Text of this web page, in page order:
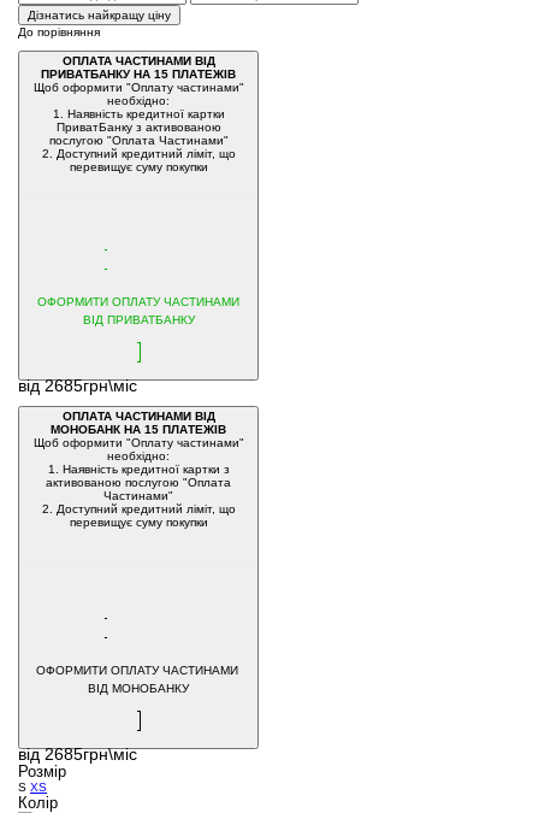
Дізнатись найкращу ціну
До порівняння
ОПЛАТА ЧАСТИНАМИ ВІД
ПРИВАТБАНКУ НА 15 ПЛАТЕЖІВ
Щоб оформити "Оплату частинами"
необхідно:
1. Наявність кредитної картки
ПриватБанку з активованою
послугою "Оплата Частинами"
2. Доступний кредитний ліміт, що
перевищує суму покупки
ОФОРМИТИ ОПЛАТУ ЧАСТИНАМИ
ВІД ПРИВАТБАНКУ
від 2685грн\міс
ОПЛАТА ЧАСТИНАМИ ВІД
МОНОБАНК НА 15 ПЛАТЕЖІВ
Щоб оформити "Оплату частинами"
необхідно:
1. Наявність кредитної картки з
активованою послугою "Оплата
Частинами"
2. Доступний кредитний ліміт, що
перевищує суму покупки
ОФОРМИТИ ОПЛАТУ ЧАСТИНАМИ
ВІД МОНОБАНКУ
від 2685грн\міс
Розмір
S XS
Колір